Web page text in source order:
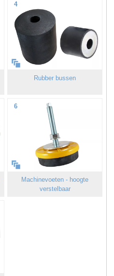
4
Rubber bussen
6
Machinevoeten - hoogte
verstelbaar